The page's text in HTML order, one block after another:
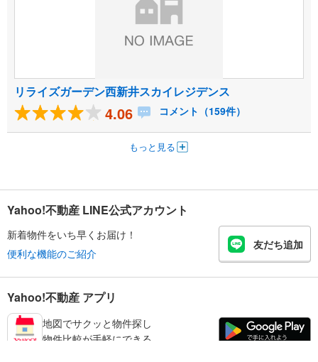
リライズガーデン西新井スカイレジデンス
4.06 コメント（159件）
もっと見る
Yahoo!不動産 LINE公式アカウント
新着物件をいち早くお届け！
便利な機能のご紹介
友だち追加
Yahoo!不動産 アプリ
地図でサクッと物件探し
物件比較が手軽にできる